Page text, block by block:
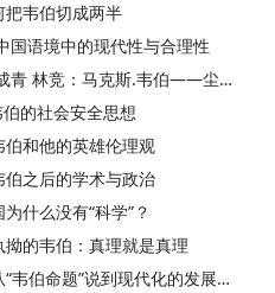
把韦伯切成两半
国语境中的现代性与合理性
竞：马克斯.韦伯——尘世再无他的同类
的社会安全思想
伯和他的英雄伦理观
伯之后的学术与政治
什么没有“科学”？
拗的韦伯：真理就是真理
命题”说到现代化的发展的思维方式问题